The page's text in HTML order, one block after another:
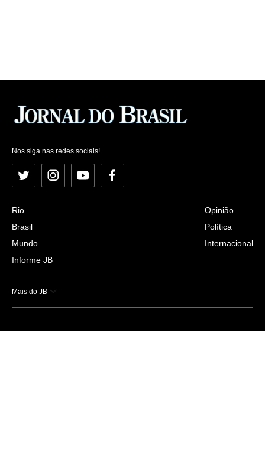
Nos siga nas redes sociais!
Twitter InstagramYouTubeFacebook
Rio
Brasil
Mundo
Informe JB
Opinião
Política
Internacional
Mais do JB
Esportes